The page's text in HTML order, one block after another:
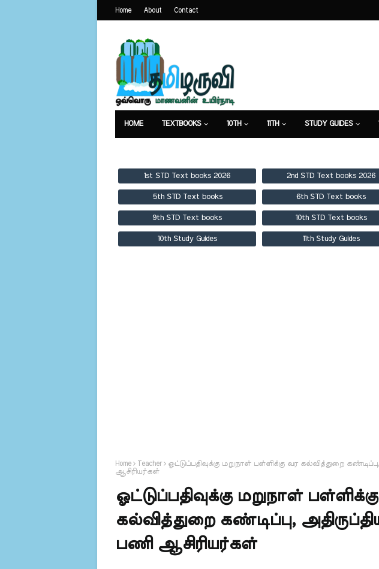
Home About Contact
HOME TEXTBOOKS 10TH 11TH STUDY GUIDES
1st STD Text books 2026 2nd STD Text books 2026
5th STD Text books 6th STD Text books
9th STD Text books 10th STD Text books
10th Study Guides 11th Study Guides
Home Teacher
ஓட்டுப்பதிவுக்கு மறுநாள் பள்ளிக்கு வர கல்வித்துறை
ஆசிரியர்கள்
ஓட்டுப்பதிவுக்கு மறுநாள்
கல்வித்துறை கண்டிப்பு,
பணி ஆசிரியர்கள்